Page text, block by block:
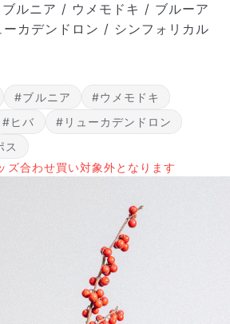
ルニア / ウメモドキ / ブルーア
カデンドロン / シンフォリカル
#ブルニア
#ウメモドキ
#ヒバ
#リューカデンドロン
ス
ズ合わせ買い対象外となります